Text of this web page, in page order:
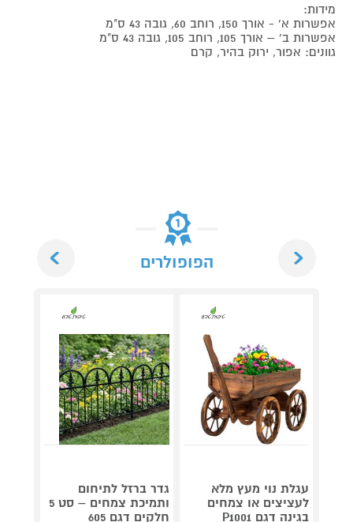
מידות:
אפשרות א' - אורך 150, רוחב 60, גובה 43 ס"מ
אפשרות ב' – אורך 105, רוחב 105, גובה 43 ס"מ
גוונים: אפור, ירוק בהיר, קרם
הפופולרים
עגלת נוי מעץ מלא
לעציצים או צמחים
בגינה דגם P1001
גדר ברזל לתיחום
ותמיכת צמחים – סט 5
חלקים דגם 605